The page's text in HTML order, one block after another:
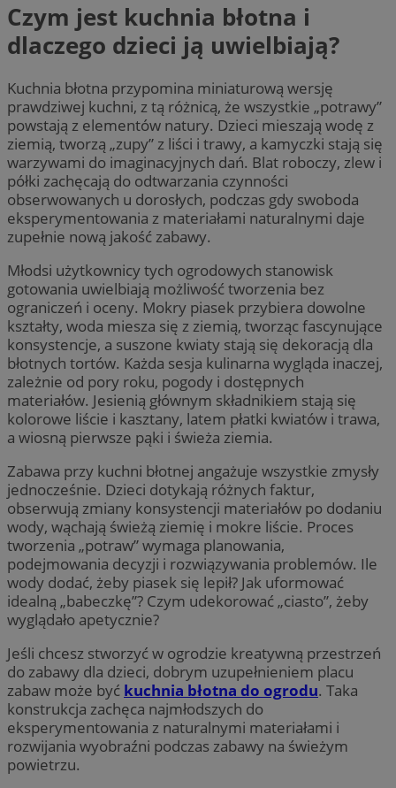
Czym jest kuchnia błotna i
dlaczego dzieci ją uwielbiają?
Kuchnia błotna przypomina miniaturową wersję
prawdziwej kuchni, z tą różnicą, że wszystkie „potrawy”
powstają z elementów natury. Dzieci mieszają wodę z
ziemią, tworzą „zupy” z liści i trawy, a kamyczki stają się
warzywami do imaginacyjnych dań. Blat roboczy, zlew i
półki zachęcają do odtwarzania czynności
obserwowanych u dorosłych, podczas gdy swoboda
eksperymentowania z materiałami naturalnymi daje
zupełnie nową jakość zabawy.
Młodsi użytkownicy tych ogrodowych stanowisk
gotowania uwielbiają możliwość tworzenia bez
ograniczeń i oceny. Mokry piasek przybiera dowolne
kształty, woda miesza się z ziemią, tworząc fascynujące
konsystencje, a suszone kwiaty stają się dekoracją dla
błotnych tortów. Każda sesja kulinarna wygląda inaczej,
zależnie od pory roku, pogody i dostępnych
materiałów. Jesienią głównym składnikiem stają się
kolorowe liście i kasztany, latem płatki kwiatów i trawa,
a wiosną pierwsze pąki i świeża ziemia.
Zabawa przy kuchni błotnej angażuje wszystkie zmysły
jednocześnie. Dzieci dotykają różnych faktur,
obserwują zmiany konsystencji materiałów po dodaniu
wody, wąchają świeżą ziemię i mokre liście. Proces
tworzenia „potraw” wymaga planowania,
podejmowania decyzji i rozwiązywania problemów. Ile
wody dodać, żeby piasek się lepił? Jak uformować
idealną „babeczkę”? Czym udekorować „ciasto”, żeby
wyglądało apetycznie?
Jeśli chcesz stworzyć w ogrodzie kreatywną przestrzeń
do zabawy dla dzieci, dobrym uzupełnieniem placu
zabaw może być kuchnia błotna do ogrodu. Taka
konstrukcja zachęca najmłodszych do
eksperymentowania z naturalnymi materiałami i
rozwijania wyobraźni podczas zabawy na świeżym
powietrzu.